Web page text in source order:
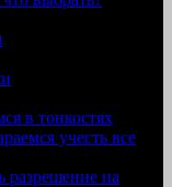
в тонкостях
учесть все
разрешение на